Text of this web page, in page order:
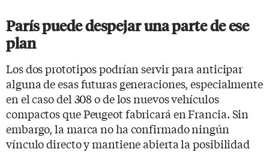
París puede despejar una parte de ese
plan
Los dos prototipos podrían servir para anticipar
alguna de esas futuras generaciones, especialmente
en el caso del 308 o de los nuevos vehículos
compactos que Peugeot fabricará en Francia. Sin
embargo, la marca no ha confirmado ningún
vínculo directo y mantiene abierta la posibilidad